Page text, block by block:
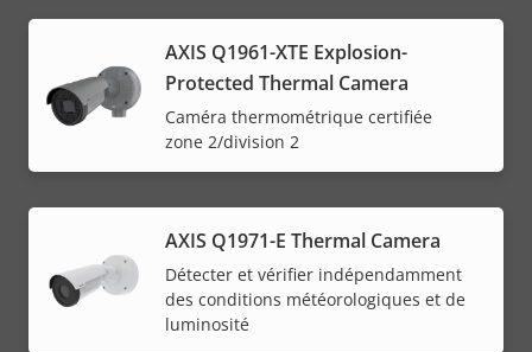
AXIS Q1961-XTE Explosion-
Protected Thermal Camera
Caméra thermométrique certifiée
zone 2/division 2
AXIS Q1971-E Thermal Camera
Détecter et vérifier indépendamment
des conditions météorologiques et de
luminosité